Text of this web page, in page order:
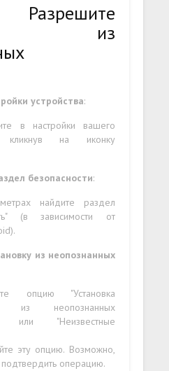
из
устройства:
в настройки вашего
кликнув на иконку
безопасности:
найдите раздел
(в зависимости от
из неопознанных
опцию "Установка
из неопознанных
или "Неизвестные
эту опцию. Возможно,
подтвердить операцию.